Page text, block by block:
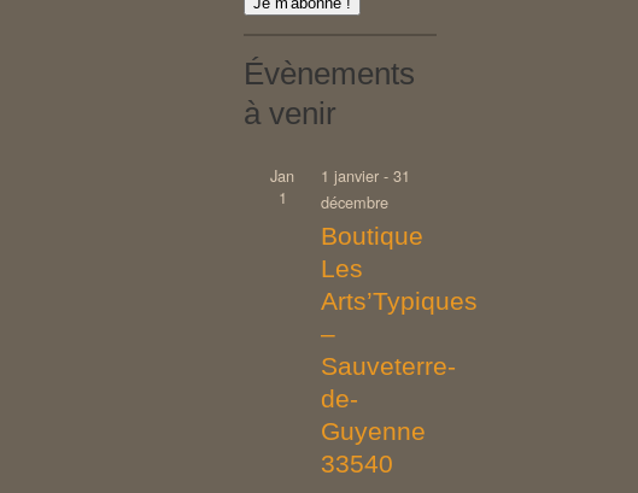
Évènements
à venir
Jan
1
1 janvier - 31
décembre
Boutique
Les
Arts’Typiques
–
Sauveterre-
de-
Guyenne
33540